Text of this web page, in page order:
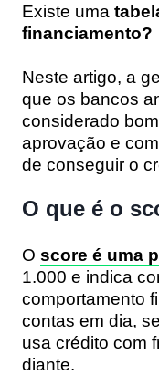
Existe uma
financiamento?
Neste artigo, a
que os bancos
considerado
aprovação e
de conseguir o
O que é o
O score é uma
1.000 e indica
comportamento
contas em dia,
usa crédito com
diante.